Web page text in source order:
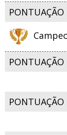
PONTUAÇÃO
PONTUAÇÃO